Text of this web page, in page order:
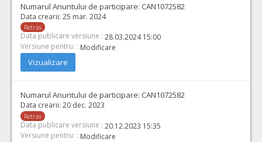
Numarul Anuntului de participare: CAN1072582
Data crearii: 25 mar. 2024
Retras
Data publicare versiune : 28.03.2024 15:00
Versiune pentru: : Modificare
Vizualizare
Numarul Anuntului de participare: CAN1072582
Data crearii: 20 dec. 2023
Retras
Data publicare versiune : 20.12.2023 15:35
Versiune pentru: : Modificare